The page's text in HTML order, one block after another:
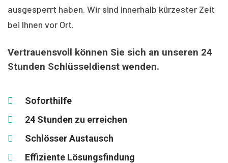
ausgesperrt haben. Wir sind innerhalb kürzester Zeit
bei Ihnen vor Ort.
Vertrauensvoll können Sie sich an unseren 24
Stunden Schlüsseldienst wenden.
Soforthilfe
24 Stunden zu erreichen
Schlösser Austausch
Effiziente Lösungsfindung